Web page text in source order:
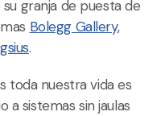
su granja de puesta de
Bolegg Gallery,
.
toda nuestra vida es
a sistemas sin jaulas